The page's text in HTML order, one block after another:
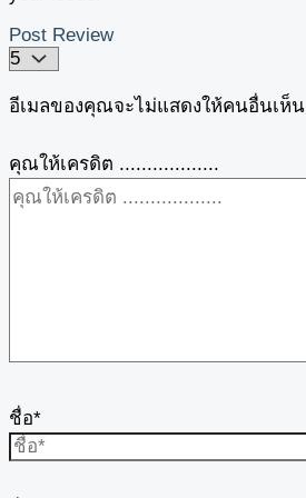
Post Review
อีเมลของคุณจะไม่แสดงให้คนอื่นเห็น
คุณให้เครดิต ..................
ชื่อ*